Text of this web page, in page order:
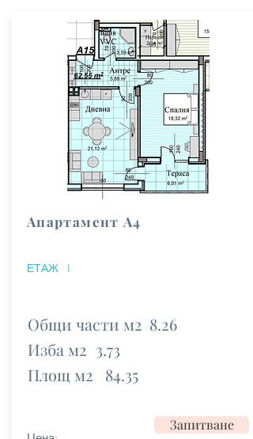
Апартамент А4
I
ЕТАЖ
Общи части м2
Изба м2
Площ м2
8.26
3.73
84.35
Запитване